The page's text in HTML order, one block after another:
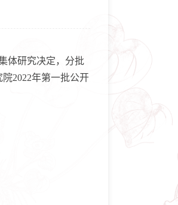
体研究决定，分批
2022年第一批公开